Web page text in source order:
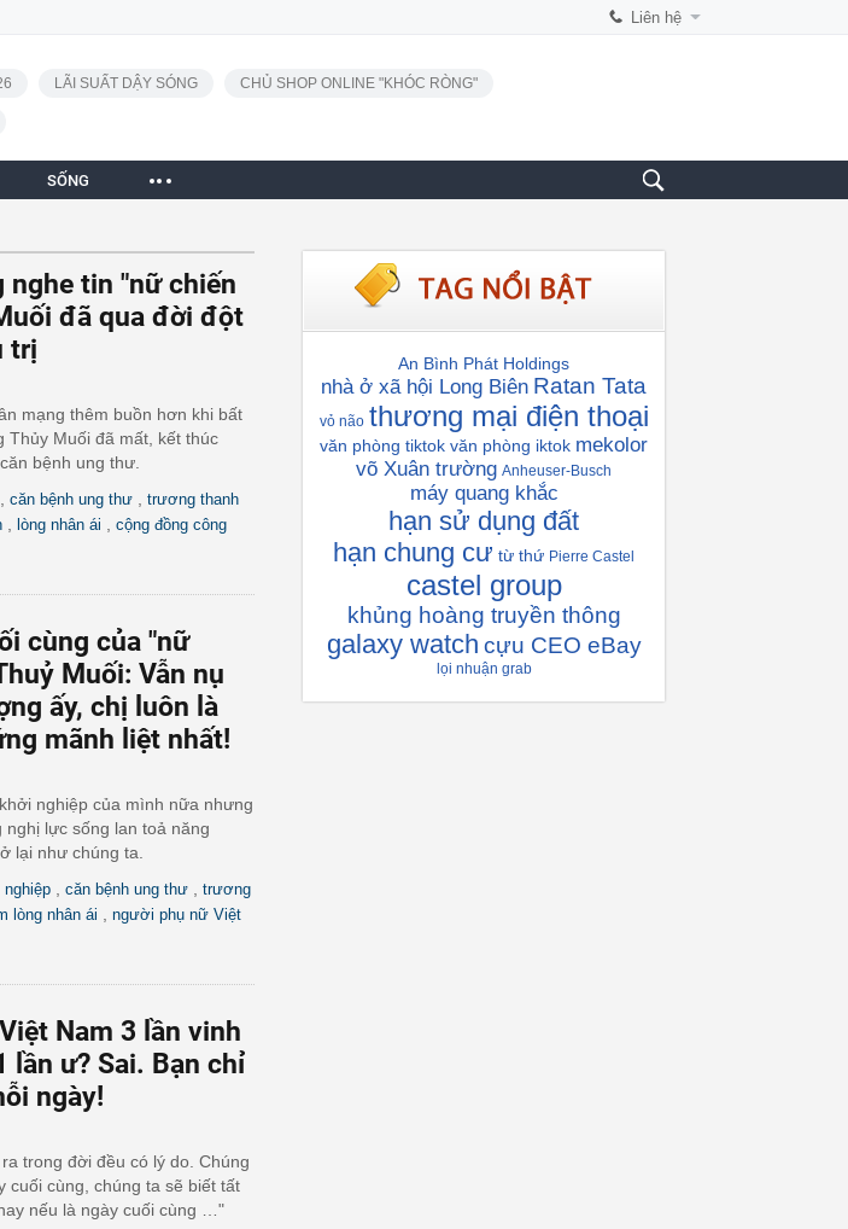
Liên hệ
LÃI SUẤT DẬY SÓNG CHỦ SHOP ONLINE "KHÓC RÒNG"
SỐNG
nghe tin "nữ chiến
đã qua đời đột
trị
mạng thêm buồn hơn khi bất
Thủy Muối đã mất, kết thúc
bệnh ung thư.
căn bệnh ung thư
trương thanh
lòng nhân ái
cộng đồng công
cùng của "nữ
Muối: Vẫn nụ
ấy, chị luôn là
mãnh liệt nhất!
nghiệp của mình nữa nhưng
lực sống lan toả năng
lại như chúng ta.
căn bệnh ung thư
trương
lòng nhân ái
người phụ nữ Việt
Nam 3 lần vinh
lần ư? Sai. Bạn chỉ
ngày!
trong đời đều có lý do. Chúng
cuối cùng, chúng ta sẽ biết tất
nếu là ngày cuối cùng …"
An Bình Phát Holdings
nhà ở xã hội Long Biên Ratan Tata
vỏ não thương mại điện thoại
văn phòng tiktok văn phòng iktok mekolor
võ Xuân trường Anheuser-Busch
máy quang khắc
hạn sử dụng đất
hạn chung cư từ thứ Pierre Castel
castel group
khủng hoàng truyền thông
galaxy watch cựu CEO eBay
lọi nhuận grab